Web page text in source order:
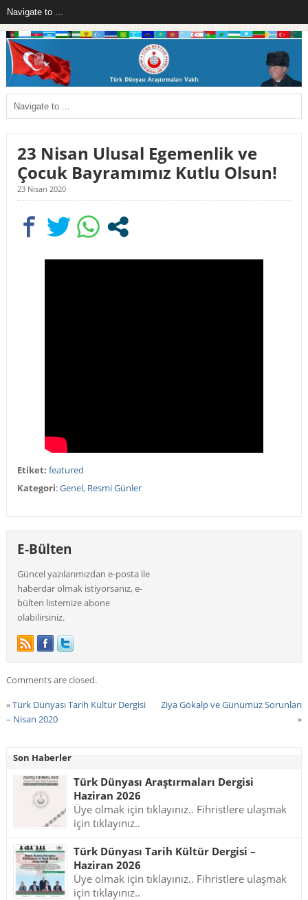
23 Nisan Ulusal Egemenlik ve
Çocuk Bayramımız Kutlu Olsun!
23 Nisan 2020
Etiket: featured
Kategori:Genel, Resmi Günler
E-Bülten
Güncel yazılarımızdan e-posta ile
haberdar olmak istiyorsanız, e-
bülten listemize abone
olabilirsiniz.
Comments are closed.
«Türk Dünyası Tarih Kültür Dergisi
– Nisan 2020
Ziya Gökalp ve Günümüz Sorunları
»
Son Haberler
Türk Dünyası Araştırmaları Dergisi
Haziran 2026
Üye olmak için tıklayınız.. Fihristlere ulaşmak
için tıklayınız..
Türk Dünyası Tarih Kültür Dergisi –
Haziran 2026
Üye olmak için tıklayınız.. Fihristlere ulaşmak
için tıklayınız..